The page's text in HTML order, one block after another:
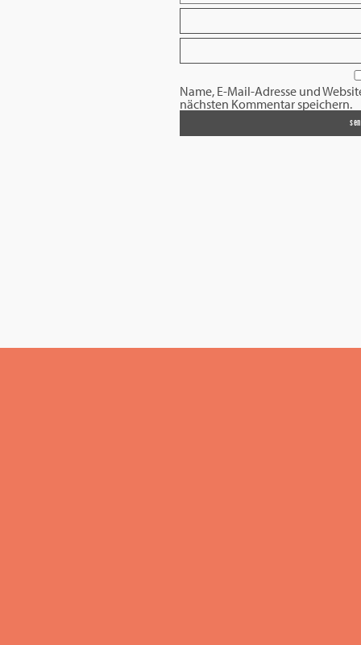
Name, E-Mail-Adresse und
nächsten Kommentar speichern.